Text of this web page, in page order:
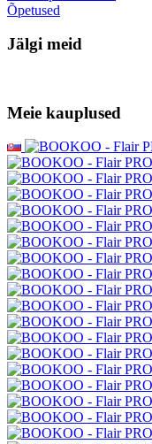
Õpetused
Jälgi meid
Meie kauplused